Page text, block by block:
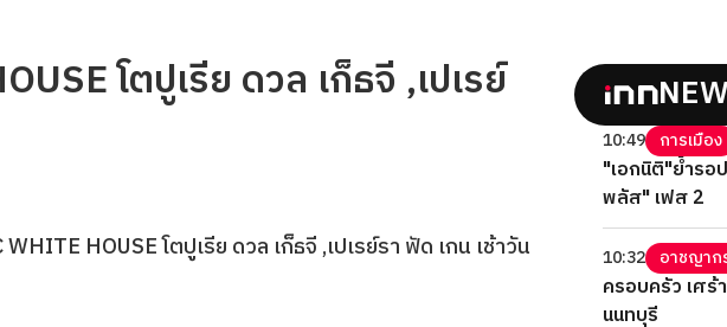
โตปูเรีย ดวล เก็ธจี ,เปเรย์
HOUSE โตปูเรีย ดวล เก็ธจี ,เปเรย์รา ฟัด เกน เช้าวัน
10:49 การเมือง
"เอกนิติ"ย้ำรอ
พลัส" เฟส 2
10:32 อาชญาก
ครอบครัว เศร้า รับศพ รองผอ.รร.เทพศิรินทร์
นนทบุรี